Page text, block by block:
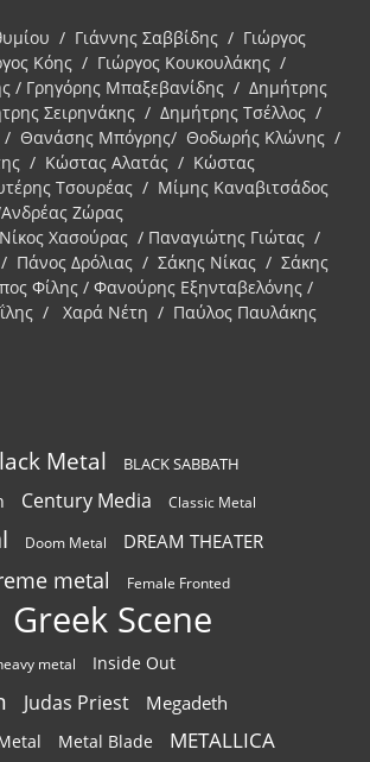
/ Γιάννης Σαββίδης / Γιώργος
Κόης / Γιώργος Κουκουλάκης /
/ Γρηγόρης Μπαξεβανίδης / Δημήτρης
Σειρηνάκης / Δημήτρης Τσέλλος /
/ Θανάσης Μπόγρης/ Θοδωρής Κλώνης /
/ Κώστας Αλατάς / Κώστας
Τσουρέας / Μίμης Καναβιτσάδος
Ζώρας
Χασούρας / Παναγιώτης Γιώτας /
Πάνος Δρόλιας / Σάκης Νίκας / Σάκης
Φίλης / Φανούρης Εξηνταβελόνης /
/ Χαρά Νέτη / Παύλος Παυλάκης
Metal BLACK SABBATH
Century Media Classic Metal
Doom Metal DREAM THEATER
metal Female Fronted
Greek Scene
metal Inside Out
Judas Priest Megadeth
Metal Blade METALLICA